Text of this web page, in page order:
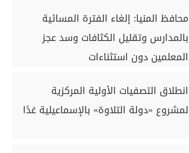
محافظ المنيا: إلغاء الفترة المسائية
بالمدارس وتقليل الكثافات وسد عجز
المعلمين دون استثناءات
انطلاق التصفيات الأولية المركزية
لمشروع «دولة التلاوة» بالإسماعيلية غدًا